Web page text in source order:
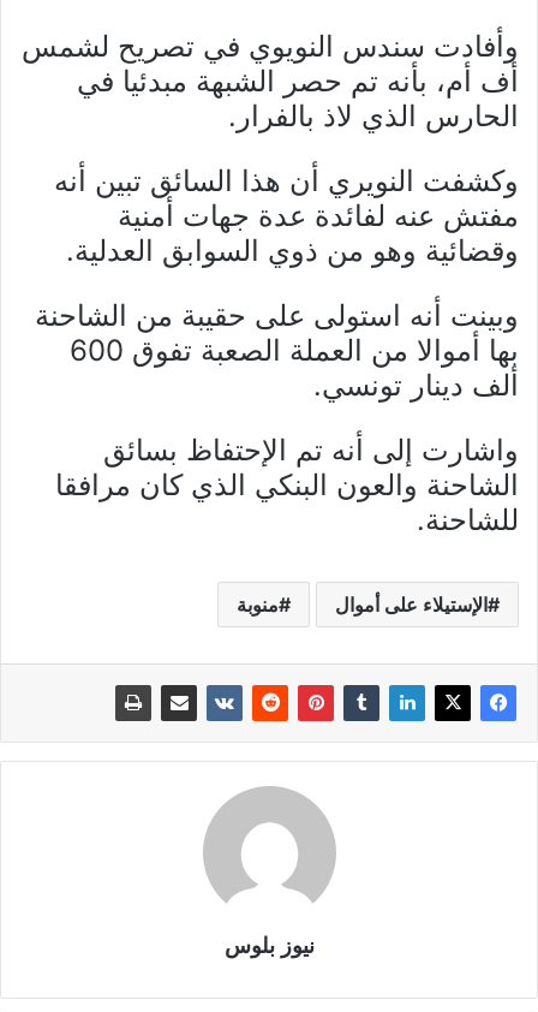
وأفادت سندس النويوي في تصريح لشمس
أف أم، بأنه تم حصر الشبهة مبدئيا في
الحارس الذي لاذ بالفرار.
وكشفت النويري أن هذا السائق تبين أنه
مفتش عنه لفائدة عدة جهات أمنية
وقضائية وهو من ذوي السوابق العدلية.
وبينت أنه استولى على حقيبة من الشاحنة
بها أموالا من العملة الصعبة تفوق 600
ألف دينار تونسي.
واشارت إلى أنه تم الإحتفاظ بسائق
الشاحنة والعون البنكي الذي كان مرافقا
للشاحنة.
الإستيلاء على أموال منوبة
نيوز بلوس